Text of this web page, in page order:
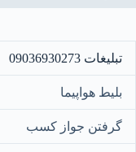
تبلیغات 09036930273
بلیط هواپیما
گرفتن جواز کسب